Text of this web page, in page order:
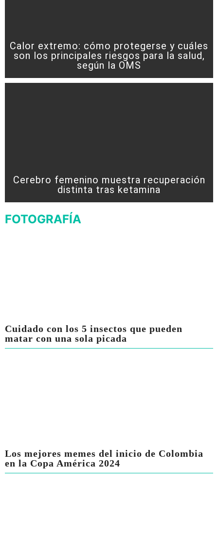
Calor extremo: cómo protegerse y cuáles
son los principales riesgos para la salud,
según la OMS
Cerebro femenino muestra recuperación
distinta tras ketamina
FOTOGRAFÍA
Cuidado con los 5 insectos que pueden
matar con una sola picada
Los mejores memes del inicio de Colombia
en la Copa América 2024